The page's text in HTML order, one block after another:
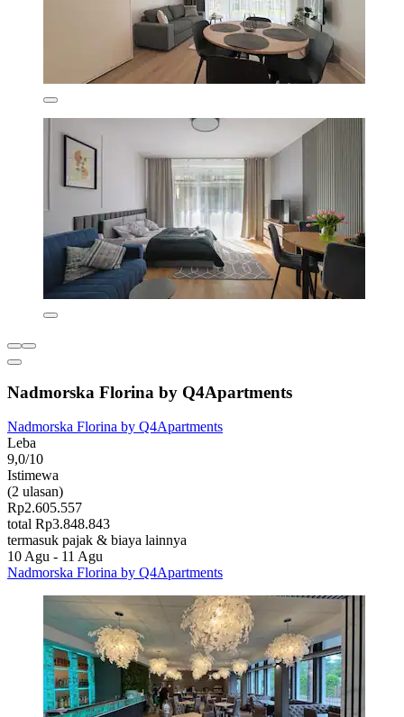
Nadmorska Florina by Q4Apartments
Nadmorska Florina by Q4Apartments
Leba
9,0/10
Istimewa
(2 ulasan)
Rp2.605.557
total Rp3.848.843
termasuk pajak & biaya lainnya
10 Agu - 11 Agu
Nadmorska Florina by Q4Apartments